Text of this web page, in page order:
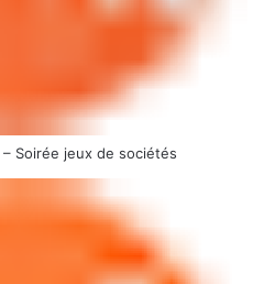
– Soirée jeux de sociétés